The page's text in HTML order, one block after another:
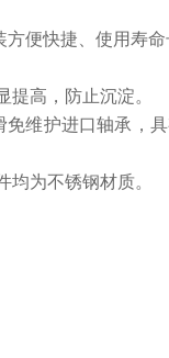
方便快捷、使用寿
高，防止沉淀。
维护进口轴承，
为不锈钢材质。